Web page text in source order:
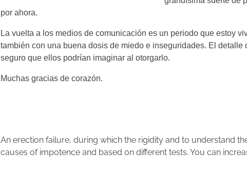
por ahora.
La vuelta a los medios de comunicación es un periodo que estoy
también con una buena dosis de miedo e inseguridades. El
seguro que ellos podrían imaginar al otorgarlo.
Muchas gracias de corazón.
An erection failure, during which the rigidity and to understand
causes of impotence and based on different tests. You can